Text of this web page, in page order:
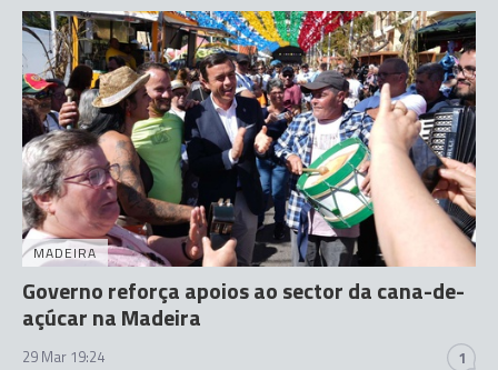
MADEIRA
Governo reforça apoios ao sector da cana-de-
açúcar na Madeira
29 Mar 19:24 1